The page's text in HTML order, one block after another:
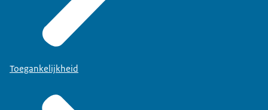
Toegankelijkheid